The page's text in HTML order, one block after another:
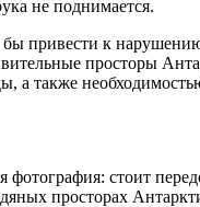
не поднимается.
бы привести к
просторы
а также
фотография: стоит
просторах